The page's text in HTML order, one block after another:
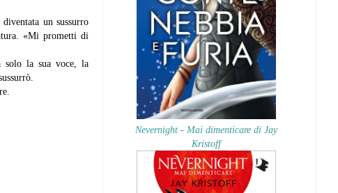
un sussurro
«Mi prometti di
solo la sua voce, la
Nevernight - Mai dimenticare di Jay
Kristoff